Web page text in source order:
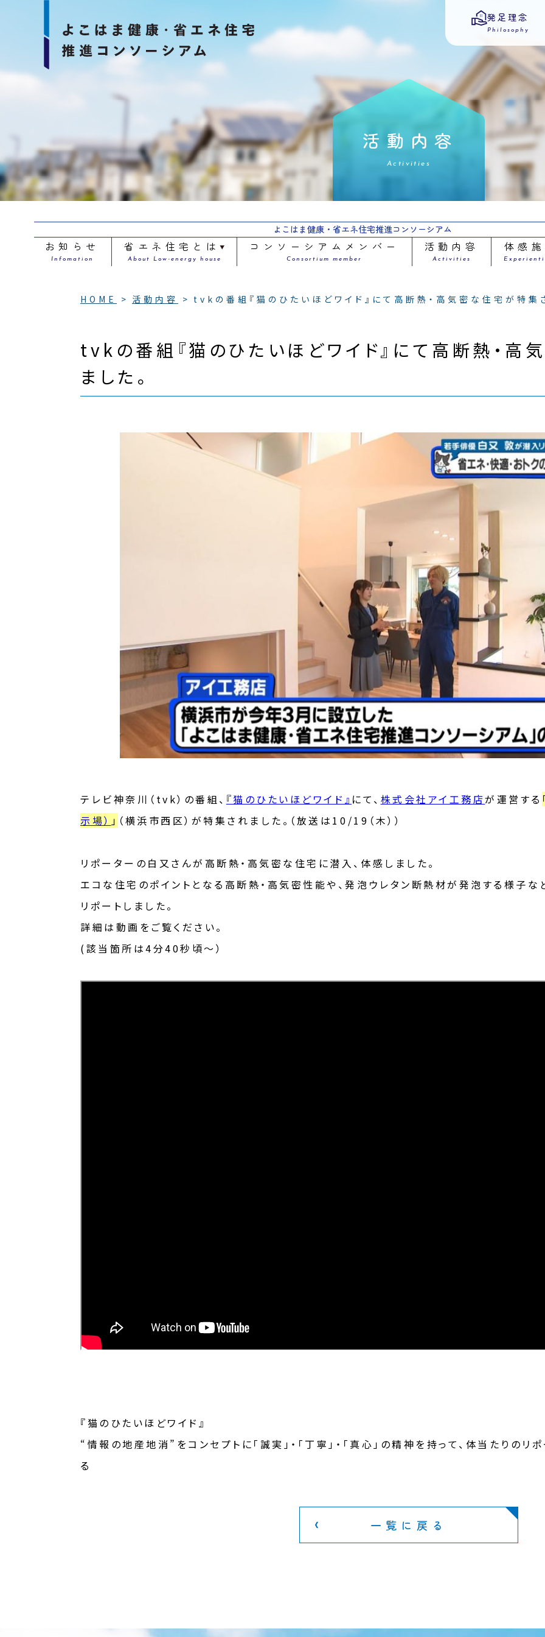
発足理念
Philosophy
よこはま健康・省エネ住宅推進コンソーシアム
お知らせ
Infomation
省エネ住宅とは
About Low-energy house
コンソーシアムメンバー
Consortium member
活動内容
Activities
体感
活動内容
Activities
HOME 活動内容 tvkの番組『猫のひたいほどワイド』にて高断熱・高気密な住宅が特集
tvkの番組『猫のひたいほどワイド』にて高断熱・高
ました。
テレビ神奈川（tvk）の番組、 『猫のひたいほどワイド』 にて、 株式会社アイ工務店が運営する
示場） 」 （横浜市西区）が特集されました。（放送は10/19（木））
リポーターの白又さんが高断熱・高気密な住宅に潜入、体感しました。
エコな住宅のポイントとなる高断熱・高気密性能や、発泡ウレタン断熱材が発泡する様子な
リポートしました。
詳細は動画をご覧ください。
(該当箇所は4分40秒頃～）
『猫のひたいほどワイド』
“情報の地産地消”をコンセプトに「誠実」・「丁寧」・「真心」の精神を持って、体当たりの
る
一覧に戻る